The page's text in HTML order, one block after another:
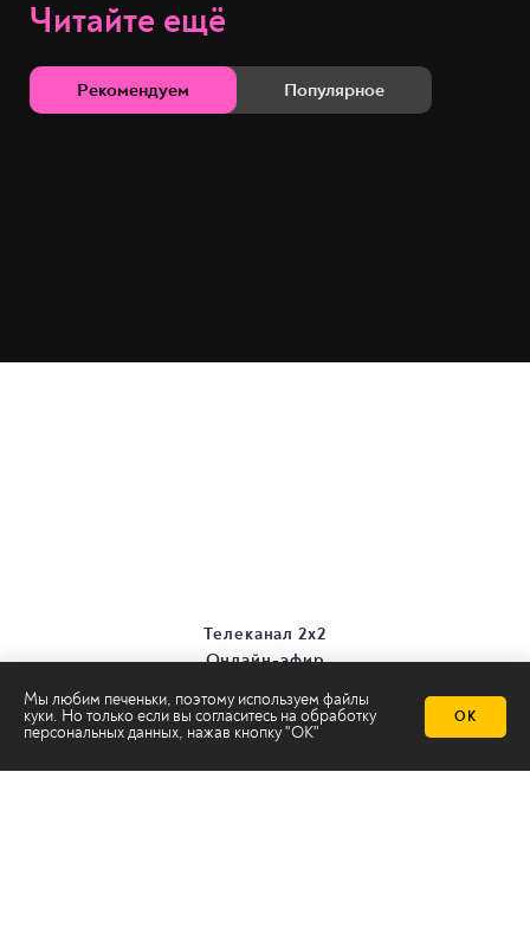
Читайте ещё
Рекомендуем Популярное
Мы любим печеньки, поэтому используем файлы
куки. Но только если вы согласитесь на обработку
персональных данных, нажав кнопку "ОК"
ОК
Телеканал 2х2
Онлайн-эфир
Все темы